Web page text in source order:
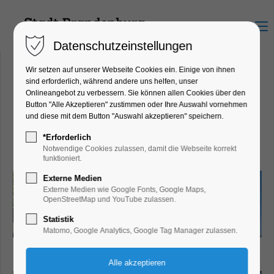
Menu
Wassersport Geisler
Mühlendamm 1, 14776
Brandenburg an der Havel
Datenschutzeinstellungen
Wir setzen auf unserer Webseite Cookies ein. Einige von ihnen
sind erforderlich, während andere uns helfen, unser
Onlineangebot zu verbessern. Sie können allen Cookies über den
Button "Alle Akzeptieren" zustimmen oder Ihre Auswahl vornehmen
und diese mit dem Button "Auswahl akzeptieren" speichern.
*Erforderlich
Notwendige Cookies zulassen, damit die Webseite korrekt
funktioniert.
Externe Medien
Externe Medien wie Google Fonts, Google Maps,
OpenStreetMap und YouTube zulassen.
Statistik
Matomo, Google Analytics, Google Tag Manager zulassen.